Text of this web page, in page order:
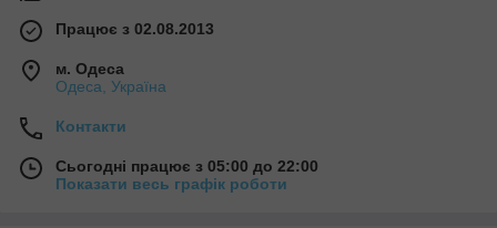
Працює з 02.08.2013
м. Одеса
Одеса, Україна
Контакти
Сьогодні працює з 05:00 до 22:00
Показати весь графік роботи